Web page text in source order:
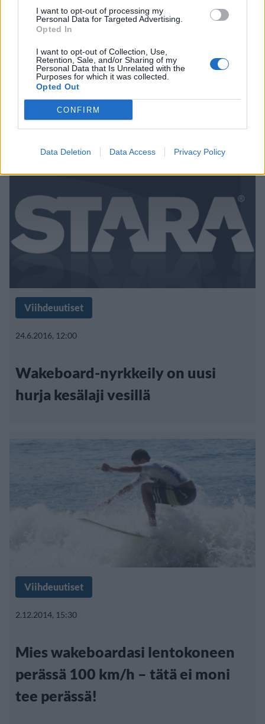
I want to opt-out of processing my
Personal Data for Targeted Advertising.
Opted In
I want to opt-out of Collection, Use,
Retention, Sale, and/or Sharing of my
Personal Data that Is Unrelated with the
Purposes for which it was collected.
Opted Out
CONFIRM
Data Deletion Data Access Privacy Policy
Viihdeuutiset
23.8.2016, 9:00
Nainen yli yhdeksännellä kuulla
raskaana – lähti
wakeboardaamaan!
Viihdeuutiset
24.6.2016, 12:00
Wakeboard-nyrkkeily on uusi
hurja kesälaji vesillä
Viihdeuutiset
2.12.2014, 15:30
Mies wakeboardasi lentokoneen
perässä 100 km/h – tätä ei moni
tee perässä!